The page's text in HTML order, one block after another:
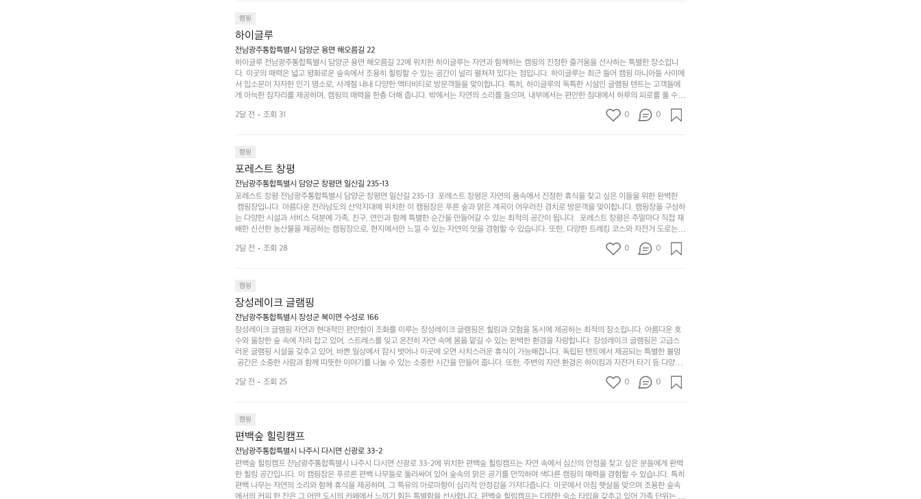
이
걸
리
는
순
다.
그
럴
때
는
차
을
가
려
보
세
요.
튼
을
조
갑’입
니
다.
일
상
에
고
다
니
고
싶
어
는
크
기,
무
게,
이
의
아
분
하
고,
단
순
하
하
지
않
은
디
자
웃
도
어
의
경
럽
게
이
포
리
해
변
캠
핑!
무
좋
네
요
이
이
라
고
해
야
하
리
를
잡
캠핑
하이글루
전남광주통합특별시 담양군 용면 해오름길 22
하이글루 전남광주통합특별시 담양군 용면 해오름길 22에 위치한 하이글루는 자연과 함께하는 캠핑의 진정한 즐거움을 선사하는 특별한 장소입니
다. 이곳의 매력은 넓고 평화로운 숲속에서 조용히 힐링할 수 있는 공간이 널리 펼쳐져 있다는 점입니다. 하이글루는 최근 들어 캠핑 마니아들 사이에
서 입소문이 자자한 인기 명소로, 사계절 내내 다양한 액티비티로 방문객들을 맞이합니다. 특히, 하이글루의 독특한 시설인 글램핑 텐트는 고객들에
게 아늑한 잠자리를 제공하며, 캠핑의 매력을 한층 더해 줍니다. 밖에서는 자연의 소리를 들으며, 내부에서는 편안한 침대에서 하루의 피로를 풀 수
있는 완벽한 조화가 이루어집니다. 이곳의 장점은 또 다른 캠핑의 매력인 바베큐 파티를 즐길 수 있는 공간이 마련되어 있어 친구나 가족과 함께 좋
은 시간을 보낼 수 있다는 것입니다. 또한, 하이글루 인근에는 다양한 트레킹 코스와 자전거 도로가 있어 아웃도어 활동을 좋아하는 이들에게 더욱 참
나누는 이야기들은 여러분의 캠핑 여행을 더욱 특별하게 만들어 줄 것입니다.  인기 정도: ★★★★★
2달 전 조회 31 0 0
캠핑
포레스트 창평
전남광주통합특별시 담양군 창평면 일산길 235-13
포레스트 창평 전남광주통합특별시 담양군 창평면 일산길 235-13  포레스트 창평은 자연의 품속에서 진정한 휴식을 찾고 싶은 이들을 위한 완벽한
캠핑장입니다. 아름다운 전라남도의 산악지대에 위치한 이 캠핑장은 푸른 숲과 맑은 계곡이 어우러진 경치로 방문객을 맞이합니다. 캠핑장을 구성하
는 다양한 시설과 서비스 덕분에 가족, 친구, 연인과 함께 특별한 순간을 만들어갈 수 있는 최적의 공간이 됩니다.  포레스트 창평은 주말마다 직접 재
배한 신선한 농산물을 제공하는 캠핑장으로, 현지에서만 느낄 수 있는 자연의 맛을 경험할 수 있습니다. 또한, 다양한 트레킹 코스와 자전거 도로는
캠퍼들이 탐험과 모험의 짜릿함을 누릴 수 있도록 만들어졌습니다. 저녁에는 별빛 아래에서 바베큐 파티를 즐기거나, 잔잔한 계곡 소리를 들으며 깊
은 숙면을 취할 수 있는 기회를 제공합니다.  이곳은 자연과의 완벽한 조화를 이루며, 다채로운 야외 활동을 제공합니다. 특히 어린이들은 안전하게
순한 캠핑 그 이상을 제공하며, 자연을 사랑하는 모든 이들에게 꼭 한번 경험해봐야 할 장소로 자리잡았습니다.  인기 정도: ★★★★★
2달 전 조회 28 0 0
캠핑
장성레이크 글램핑
전남광주통합특별시 장성군 북이면 수성로 166
장성레이크 글램핑 자연과 현대적인 편안함이 조화를 이루는 장성레이크 글램핑은 힐링과 모험을 동시에 제공하는 최적의 장소입니다. 아름다운 호
수와 울창한 숲 속에 자리 잡고 있어, 스트레스를 잊고 온전히 자연 속에 몸을 맡길 수 있는 완벽한 환경을 자랑합니다. 장성레이크 글램핑은 고급스
러운 글램핑 시설을 갖추고 있어, 바쁜 일상에서 잠시 벗어나 이곳에 오면 사치스러운 휴식이 가능해집니다. 독립된 텐트에서 제공되는 특별한 불멍
공간은 소중한 사람과 함께 따뜻한 이야기를 나눌 수 있는 소중한 시간을 만들어 줍니다. 또한, 주변의 자연 환경은 하이킹과 자전거 타기 등 다양한
액티비티를 즐기기에 그야말로 완벽한 조건을 갖추고 있습니다. 이곳에서의 캠핑은 단순한 숙박이 아닌, 가족과 친구들과 함께 소중한 추억을 창출
하는 시간이 될 것입니다. 특히 식사를 좋아하는 분들에게는 매주 특별한 바비큐 파티와 지역에서 나는 신선한 재료로 만든 다양한 요리를 제공하여
사람들과 함께하세요. 당신의 대자연 속 힐링을 기다리는 장성레이크 글램핑은 언젠가 반드시 방문해봐야 할 명소로 자리매김하였습니다. 인기 정
도: ★★★★★
2달 전 조회 25 0 0
캠핑
편백숲 힐링캠프
전남광주통합특별시 나주시 다시면 신광로 33-2
편백숲 힐링캠프 전남광주통합특별시 나주시 다시면 신광로 33-2에 위치한 편백숲 힐링캠프는 자연 속에서 심신의 안정을 찾고 싶은 분들에게 완벽
한 힐링 공간입니다. 이 캠핑장은 푸르른 편백 나무들로 둘러싸여 있어 숲속의 맑은 공기를 만끽하며 색다른 캠핑의 매력을 경험할 수 있습니다. 특히
편백 나무는 자연의 소리와 함께 휴식을 제공하며, 그 특유의 아로마향이 심리적 안정감을 가져다줍니다. 이곳에서 아침 햇살을 맞으며 조용한 숲속
에서의 커피 한 잔은 그 어떤 도시의 카페에서 느끼기 힘든 특별함을 선사합니다. 편백숲 힐링캠프는 다양한 숙소 타입을 갖추고 있어 가족 단위는 물